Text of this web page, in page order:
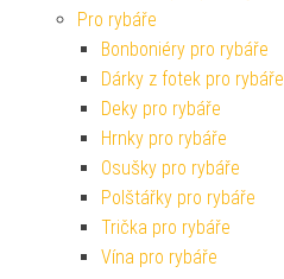
Pro rybáře
Bonboniéry pro rybáře
Dárky z fotek pro rybáře
Deky pro rybáře
Hrnky pro rybáře
Osušky pro rybáře
Polštářky pro rybáře
Trička pro rybáře
Vína pro rybáře